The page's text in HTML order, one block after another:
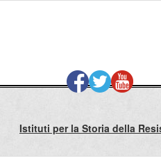
Istituti per la Storia della